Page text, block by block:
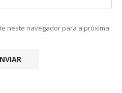
neste navegador para a próxima